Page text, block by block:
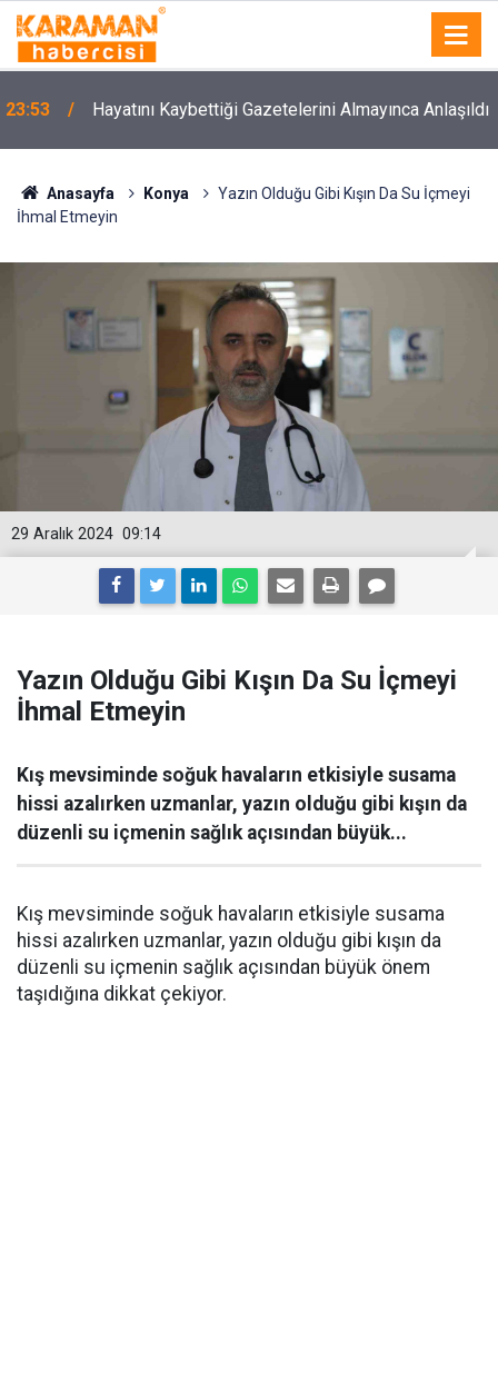
23:53 Hayatını Kaybettiği Gazetelerini Almayınca Anlaşıldı
Anasayfa Konya
Yazın Olduğu Gibi Kışın Da Su İçmeyi
İhmal Etmeyin
09:14
29 Aralık 2024
Yazın Olduğu Gibi Kışın Da Su İçmeyi
İhmal Etmeyin
Kış mevsiminde soğuk havaların etkisiyle susama
hissi azalırken uzmanlar, yazın olduğu gibi kışın da
düzenli su içmenin sağlık açısından büyük...
Kış mevsiminde soğuk havaların etkisiyle susama
hissi azalırken uzmanlar, yazın olduğu gibi kışın da
düzenli su içmenin sağlık açısından büyük önem
taşıdığına dikkat çekiyor.